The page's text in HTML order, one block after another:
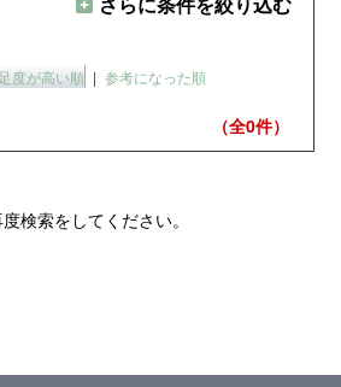
度が高い順 | 参考になった順
（全0件）
検索をしてください。